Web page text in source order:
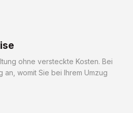
ohne versteckte Kosten. Bei
an, womit Sie bei Ihrem Umzug